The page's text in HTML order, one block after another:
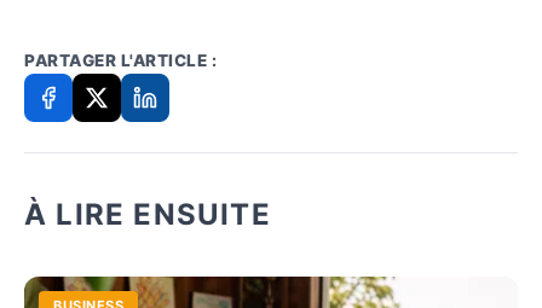
PARTAGER L'ARTICLE :
À LIRE ENSUITE